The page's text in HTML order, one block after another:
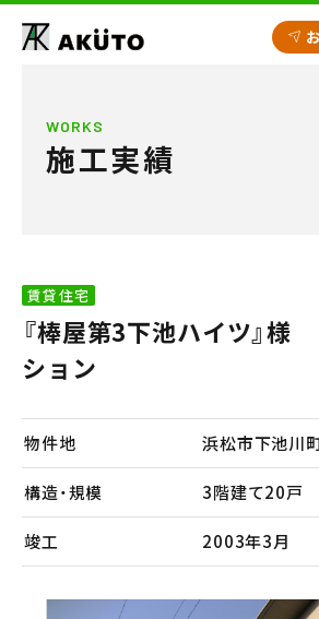
アクト建設の設計
クリニック開業支援
商業施設
不動産情報
会社案内
メンテナンス
採用情報
WORKS
施工実績
賃貸住宅
『棒屋第3下池ハイツ』
ション
物件地 浜松市下池川
構造・規模 3階建て20戸
竣工 2003年3月